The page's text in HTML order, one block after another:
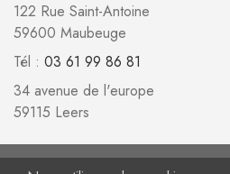
122 Rue Saint-Antoine
59600 Maubeuge
Tél : 03 61 99 86 81
34 avenue de l'europe
59115 Leers